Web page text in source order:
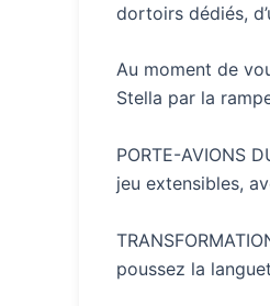
dortoirs dédiés,
Au moment de
Stella par la
PORTE-AVIONS
jeu extensibles,
poussez la